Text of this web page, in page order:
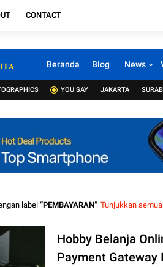
CONTACT
Beranda Blog News
YOU SAY JAKARTA
label PEMBAYARAN Tunjukkan semua
Hobby Belanja
Payment Gateway